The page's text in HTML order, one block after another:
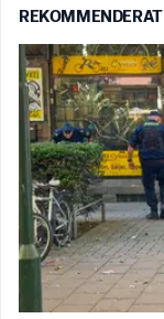
REKOMMENDERAT